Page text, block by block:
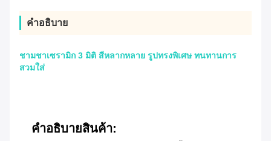
คําอธิบาย
ชามชาเซรามิก 3 มิติ สีหลากหลาย รูปทรงพิเศษ ทนทานการ
สวมใส่
คําอธิบายสินค้า: